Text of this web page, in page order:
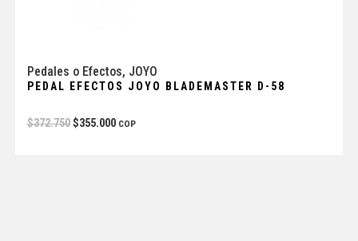
Pedales o Efectos, JOYO
PEDAL EFECTOS JOYO BLADEMASTER D-58
$372.750 $355.000 COP